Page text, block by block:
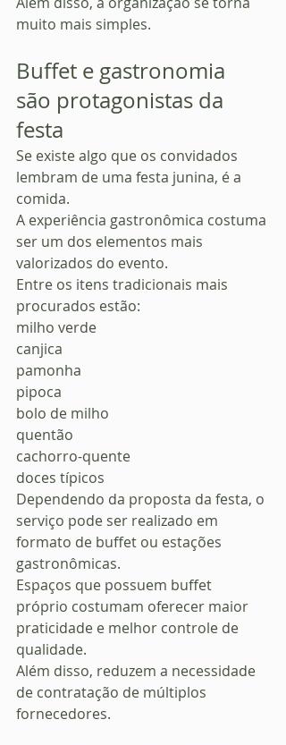
muito mais simples.
Buffet e gastronomia
são protagonistas da
festa
Se existe algo que os convidados
lembram de uma festa junina, é a
comida.
A experiência gastronômica costuma
ser um dos elementos mais
valorizados do evento.
Entre os itens tradicionais mais
procurados estão:
milho verde
canjica
pamonha
pipoca
bolo de milho
quentão
cachorro-quente
doces típicos
Dependendo da proposta da festa, o
serviço pode ser realizado em
formato de buffet ou estações
gastronômicas.
Espaços que possuem buffet
próprio costumam oferecer maior
praticidade e melhor controle de
qualidade.
Além disso, reduzem a necessidade
de contratação de múltiplos
fornecedores.